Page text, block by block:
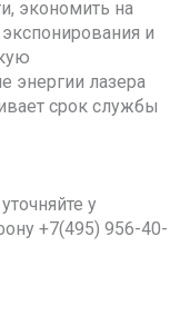
экономить на
и
энергии лазера
срок службы
у
+7(495) 956-40-